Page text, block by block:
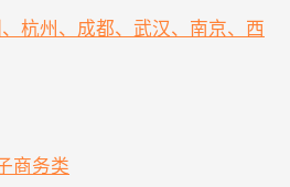
杭州、成都、武汉、南京、西
商务类